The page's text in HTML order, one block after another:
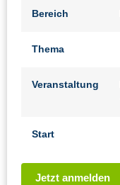
Bereich
Thema
Veranstaltung
Start
Jetzt anmelden